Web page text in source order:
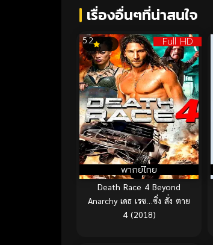
เรื่องอื่นๆที่น่าสนใจ
Full HD
พากย์ไทย
5.2
Death Race 4 Beyond
Anarchy เดธ เรซ…ซิ่ง สั่ง ตาย
4 (2018)